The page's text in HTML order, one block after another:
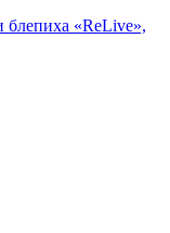
блепиха «ReLive»,